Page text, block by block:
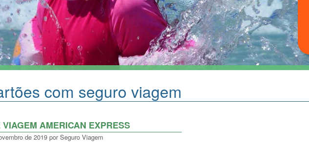
com seguro viagem
AMERICAN EXPRESS
de 2019 por Seguro Viagem